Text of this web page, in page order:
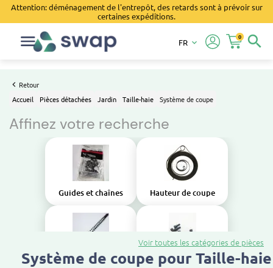
Attention: déménagement de l'entrepôt, des retards sont à prévoir sur
certaines expéditions.
search
0
FR keyboard_arrow_down
Retour
Accueil
Pièces détachées Jardin Taille-haie Système de coupe
Affinez votre recherche
Guides et chaînes Hauteur de coupe
Lames Visserie (kit)
Voir toutes les catégories de pièces
Système de coupe pour Taille-haie